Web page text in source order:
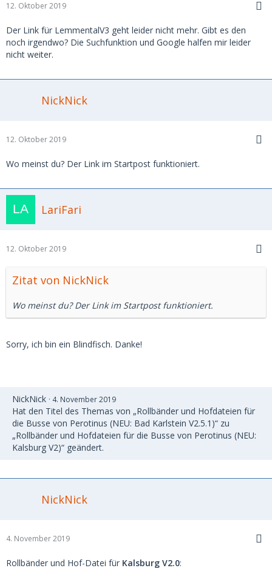
12. Oktober 2019
Der Link für LemmentalV3 geht leider nicht mehr. Gibt es den
noch irgendwo? Die Suchfunktion und Google halfen mir leider
nicht weiter.
NickNick
12. Oktober 2019
Wo meinst du? Der Link im Startpost funktioniert.
LariFari
12. Oktober 2019
Zitat von NickNick
Wo meinst du? Der Link im Startpost funktioniert.
Sorry, ich bin ein Blindfisch. Danke!
NickNick 4. November 2019
Hat den Titel des Themas von „Rollbänder und Hofdateien für
die Busse von Perotinus (NEU: Bad Karlstein V2.5.1)“ zu
„Rollbänder und Hofdateien für die Busse von Perotinus (NEU:
Kalsburg V2)“ geändert.
NickNick
4. November 2019
Rollbänder und Hof-Datei für Kalsburg V2.0: